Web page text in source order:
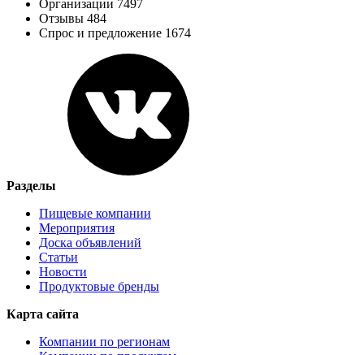
Организации 7497
Отзывы 484
Спрос и предложение 1674
Разделы
Пищевые компании
Мероприятия
Доска объявлений
Статьи
Новости
Продуктовые бренды
Карта сайта
Компании по регионам